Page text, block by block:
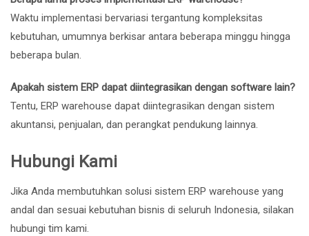
Waktu implementasi bervariasi tergantung kompleksitas
kebutuhan, umumnya berkisar antara beberapa minggu hingga
beberapa bulan.
Apakah sistem ERP dapat diintegrasikan dengan software lain?
Tentu, ERP warehouse dapat diintegrasikan dengan sistem
akuntansi, penjualan, dan perangkat pendukung lainnya.
Hubungi Kami
Jika Anda membutuhkan solusi sistem ERP warehouse yang
andal dan sesuai kebutuhan bisnis di seluruh Indonesia, silakan
hubungi tim kami.